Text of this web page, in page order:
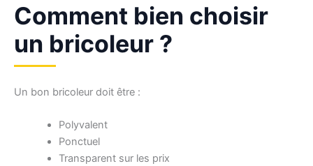
Comment bien choisir
un bricoleur ?
Un bon bricoleur doit être :
Polyvalent
Ponctuel
Transparent sur les prix